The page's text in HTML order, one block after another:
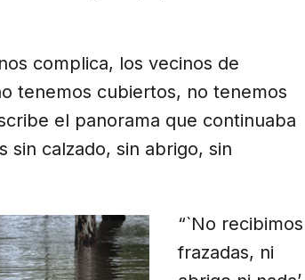
complica, los vecinos de
tenemos cubiertos, no tenemos
el panorama que continuaba
sin calzado, sin abrigo, sin
“`No recibimos
frazadas, ni